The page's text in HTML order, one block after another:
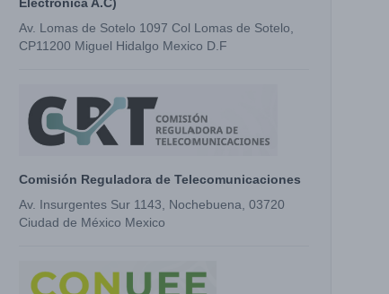
Av. Lomas de Sotelo 1097 Col Lomas de Sotelo,
CP11200 Miguel Hidalgo Mexico D.F
Comisión Reguladora de Telecomunicaciones
Av. Insurgentes Sur 1143, Nochebuena, 03720
Ciudad de México Mexico